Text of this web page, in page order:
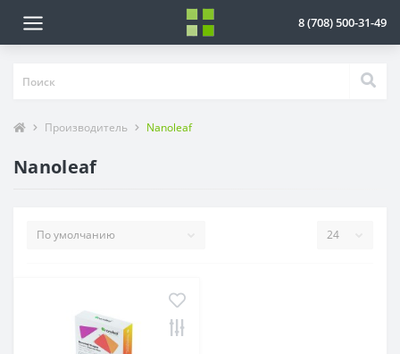
8 (708) 500-31-49
Производитель Nanoleaf
Nanoleaf